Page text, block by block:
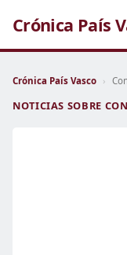
Crónica País
Crónica País Vasco ›
NOTICIAS SOBRE